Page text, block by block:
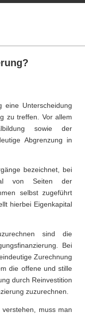
Unterscheidung
zu treffen. Vor allem
sowie der
Abgrenzung in
bezeichnet, bei
von Seiten der
selbst zugeführt
hierbei Eigenkapital
sind die
Bei
Zurechnung
die offene und stille
durch Reinvestition
zuzurechnen.
muss man